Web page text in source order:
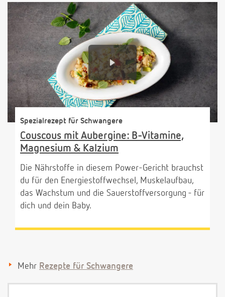
Spezialrezept für Schwangere
Couscous mit Aubergine: B-Vitamine,
Magnesium & Kalzium
Die Nährstoffe in diesem Power-Gericht brauchst
du für den Energiestoffwechsel, Muskelaufbau,
das Wachstum und die Sauerstoffversorgung - für
dich und dein Baby.
Mehr Rezepte für Schwangere